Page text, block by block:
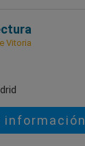
Vitoria
información